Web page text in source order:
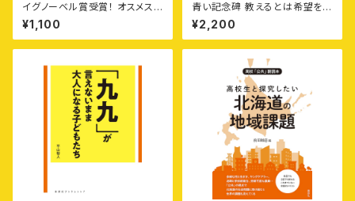
イグノーベル賞受賞！ オスメス
逆転昆虫トリカヘチャタテの研
究
¥1,100
青い記念碑 教えるとは希望を語
ること⸺1960年代の北見北斗
高生・札幌開成高生への〈こと
ば〉と小池喜孝先生のこと
¥2,200